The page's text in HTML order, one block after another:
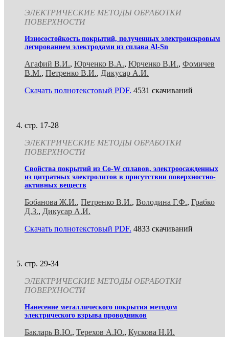
ЭЛЕКТРИЧЕСКИЕ МЕТОДЫ ОБРАБОТКИ
ПОВЕРХНОСТИ
Износостойкость покрытий, полученных электроискровым
легированием электродами из сплава Al-Sn
Агафий В.И., Юрченко В.А., Юрченко В.И., Фомичев
В.М., Петренко В.И., Дикусар А.И.
Скачать полнотекстовый PDF. 4531 скачиваний
стр. 17-28
ЭЛЕКТРИЧЕСКИЕ МЕТОДЫ ОБРАБОТКИ
ПОВЕРХНОСТИ
Свойства покрытий из Co-W сплавов, электроосажденных
из цитратных электролитов в присутствии поверхностно-
активных веществ
Бобанова Ж.И., Петренко В.И., Володина Г.Ф., Грабко
Д.З., Дикусар А.И.
Скачать полнотекстовый PDF. 4833 скачиваний
стр. 29-34
ЭЛЕКТРИЧЕСКИЕ МЕТОДЫ ОБРАБОТКИ
ПОВЕРХНОСТИ
Нанесение металлического покрытия методом
электрического взрыва проводников
Бакларь В.Ю., Терехов А.Ю., Кускова Н.И.